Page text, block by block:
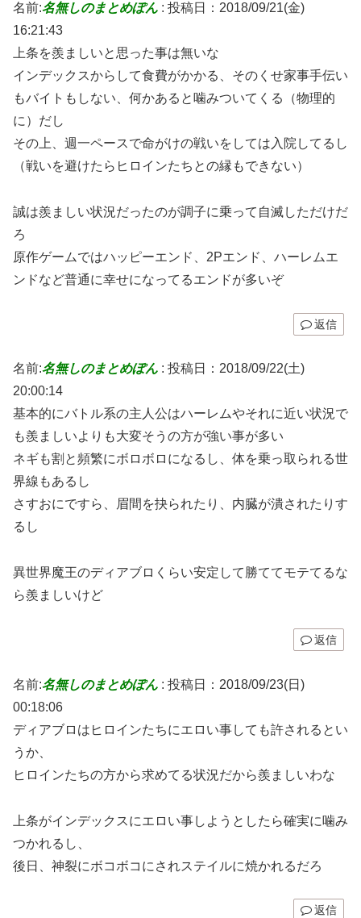
名前:名無しのまとめぽん : 投稿日：2018/09/21(金)
16:21:43
上条を羨ましいと思った事は無いな
インデックスからして食費がかかる、そのくせ家事手伝い
もバイトもしない、何かあると噛みついてくる（物理的
に）だし
その上、週一ペースで命がけの戦いをしては入院してるし
（戦いを避けたらヒロインたちとの縁もできない）
誠は羨ましい状況だったのが調子に乗って自滅しただけだ
ろ
原作ゲームではハッピーエンド、2Pエンド、ハーレムエ
ンドなど普通に幸せになってるエンドが多いぞ
返信
名前:名無しのまとめぽん : 投稿日：2018/09/22(土)
20:00:14
基本的にバトル系の主人公はハーレムやそれに近い状況で
も羨ましいよりも大変そうの方が強い事が多い
ネギも割と頻繁にボロボロになるし、体を乗っ取られる世
界線もあるし
さすおにですら、眉間を抉られたり、内臓が潰されたりす
るし
異世界魔王のディアブロくらい安定して勝ててモテてるな
ら羨ましいけど
返信
名前:名無しのまとめぽん : 投稿日：2018/09/23(日)
00:18:06
ディアブロはヒロインたちにエロい事しても許されるとい
うか、
ヒロインたちの方から求めてる状況だから羨ましいわな
上条がインデックスにエロい事しようとしたら確実に噛み
つかれるし、
後日、神裂にボコボコにされステイルに焼かれるだろ
返信